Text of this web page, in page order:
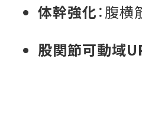
体幹強化：腹
股関節可動域